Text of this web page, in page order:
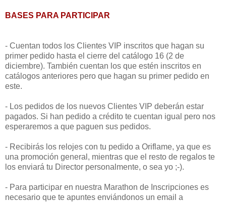
BASES PARA PARTICIPAR
- Cuentan todos los Clientes VIP inscritos que hagan su
primer pedido hasta el cierre del catálogo 16 (2 de
diciembre). También cuentan los que estén inscritos en
catálogos anteriores pero que hagan su primer pedido en
este.
- Los pedidos de los nuevos Clientes VIP deberán estar
pagados. Si han pedido a crédito te cuentan igual pero nos
esperaremos a que paguen sus pedidos.
- Recibirás los relojes con tu pedido a Oriflame, ya que es
una promoción general, mientras que el resto de regalos te
los enviará tu Director personalmente, o sea yo ;-).
- Para participar en nuestra Marathon de Inscripciones es
necesario que te apuntes enviándonos un email a